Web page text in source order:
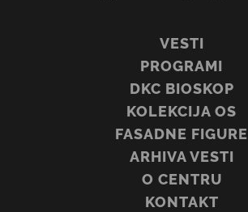
VESTI
PROGRAMI
DKC BIOSKOP
KOLEKCIJA OS
FASADNE FIGURE
ARHIVA VESTI
O CENTRU
KONTAKT